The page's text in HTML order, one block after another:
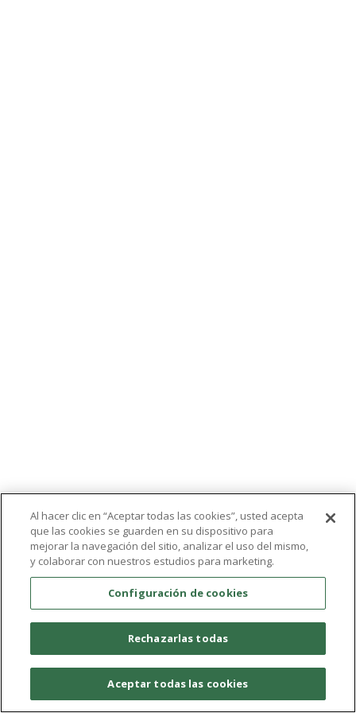
Al hacer clic en “Aceptar todas las cookies”, usted acepta
que las cookies se guarden en su dispositivo para
mejorar la navegación del sitio, analizar el uso del mismo,
y colaborar con nuestros estudios para marketing.
Configuración de cookies
Rechazarlas todas
Aceptar todas las cookies